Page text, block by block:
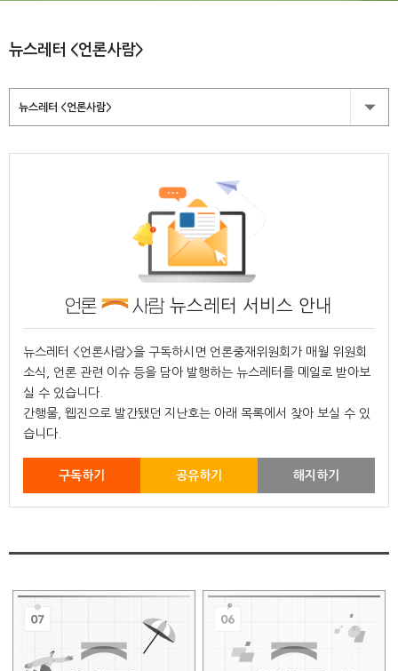
뉴스레터 <언론사람>
뉴스레터 <언론사람>
뉴스레터 서비스 안내
뉴스레터 <언론사람>을 구독하시면 언론중재위원회가 매월 위원회
소식, 언론 관련 이슈 등을 담아 발행하는 뉴스레터를 메일로 받아보
실 수 있습니다.
간행물, 웹진으로 발간됐던 지난호는 아래 목록에서 찾아 보실 수 있
습니다.
구독하기 공유하기 해지하기